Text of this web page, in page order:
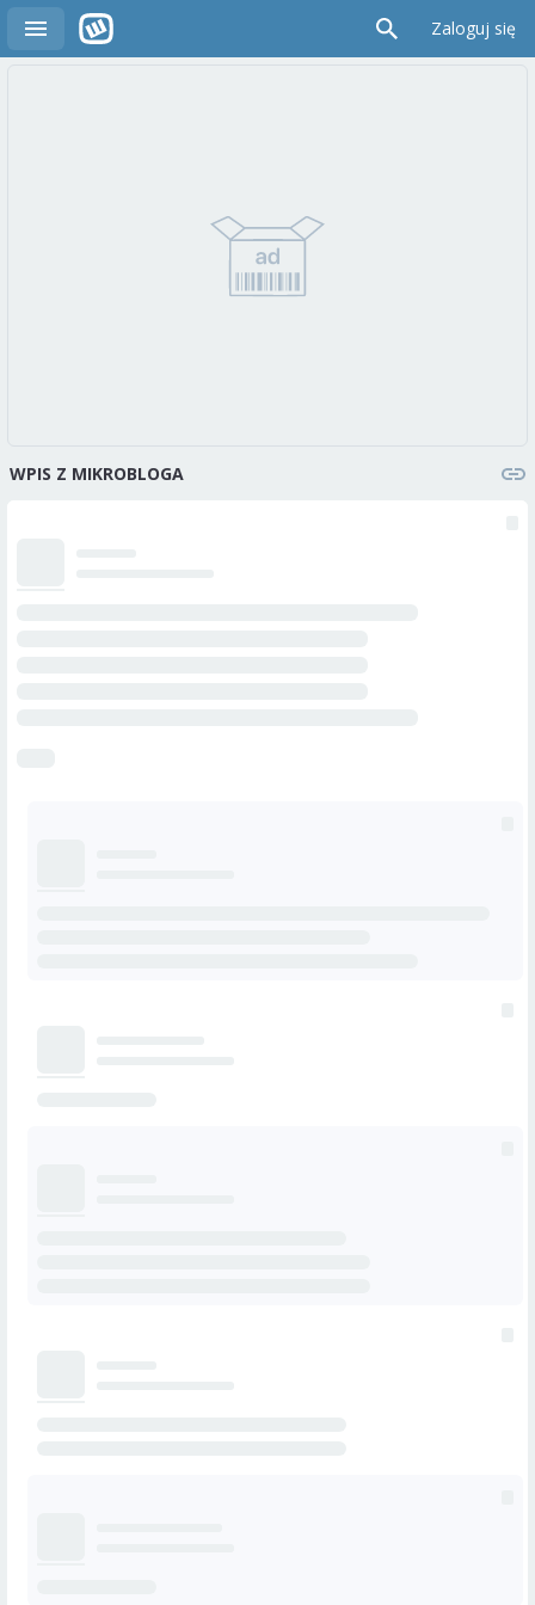
Zaloguj się
WPIS Z MIKROBLOGA